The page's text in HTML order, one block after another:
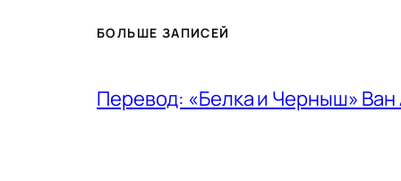
БОЛЬШЕ ЗАПИСЕЙ
Перевод: «Белка и Черныш» Ван